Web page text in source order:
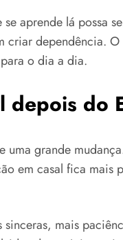
aprende lá possa
criar dependência.
o dia a dia.
depois do
grande
em casal fica mais
mais